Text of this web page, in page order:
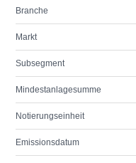
Branche
Markt
Subsegment
Mindestanlagesumme
Notierungseinheit
Emissionsdatum